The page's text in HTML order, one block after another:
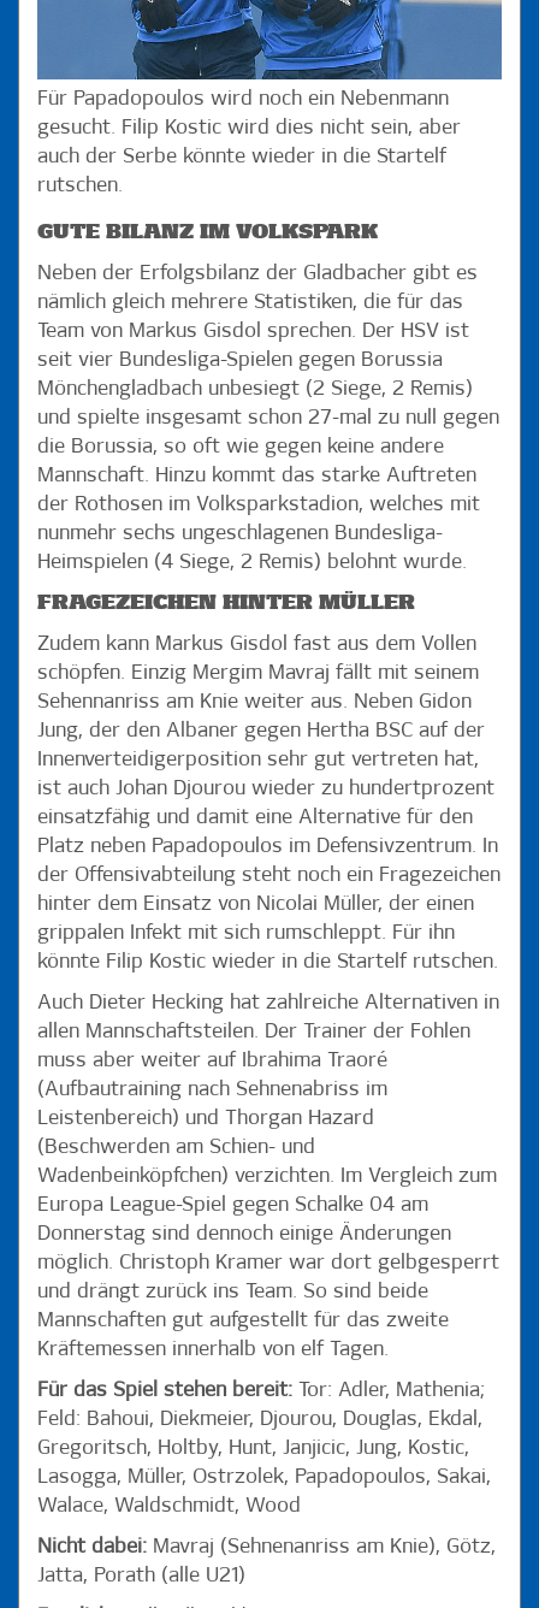
guter Form.
GISDOL MIT QUAL DER WAHL
Um diese Herausforderung bewältigen zu können, müsse seine
Mannschaft vor allem geduldig spielen. Da kommt es gelegen,
dass die Offensivmechanismen im Spiel der Rothosen zuletzt
immer besser griffen. „Wir haben von Anfang an versucht, an
den Umschaltbewegungen zu arbeiten und Hilfestellungen zu
man sich wünscht. Langsam trägt es aber Früchte“, erklärt
Gisdol. Der 47-Jährige hat dabei in der Offensive die Qual der
Wahl. Angreifer Michael Gregoritsch erzielte in den vergangenen
zwei Spielen drei Tore und hat damit seinen Anspruch auf die
Sturmspitze untermauert. Doch auch der wiedergekehrte
Bobby Wood überzeugte nach seiner Einwechslung in
Darmstadt. Zudem drücken mit Luca Waldschmidt und Pierre-
Michel Lasogga weitere Offensivspieler.
Ähnlich verhält es sich im defensiven Bereich. Albin Ekdal und
Emir Spahic sind wieder fest im Mannschaftstraining. Während
der Schwede bei den Lilien bereits zu einem Kurzeinsatz kam,
pocht der Bosnier auf sein Comeback. Gisdol steht folglich vor
der spannenden Frage, ob er die in den vergangenen drei
Spielen erfolgreiche und gleiche Startelf nun gegen die
Augsburger verändert oder nicht. „Man denkt immer darüber
nach, weil am Ende die Leistung entscheidend ist. Die Jungs, die
in den letzten drei Partien in der Startelf standen, haben es gut
gemacht, aber auch die Einwechselspieler konnten immer
wieder Akzente setzen“, erklärt der 47-Jährige.
Es ist eine von vielen Fragen, die es bezüglich des elften
Bundesliga-Duells zwischen dem HSV und dem FCA zu klären
gibt. Die alles entscheidende Frage lautet dabei: „Wer setzt
seinen Trend fort?“
Der Kader für das Spiel:
Djourou, Douglas Santos, Ekdal, Gregoritsch, Holtby, Hunt, Jung,
Kostic, Lasogga, N. Müller, Ostrzolek, Sakai, Spahic, Waldschmidt,
Wood
Nicht dabei: Adler (Aufbautraining nach Schleimbeutel-OP im
Ellenbogen), Cleber (Knieprobleme), Halilovic (Bänderdehnung im
So könnte Augsburg spielen:
Hitz - Verhaegh, Janker,
Max - Ji
Es fehlen:
Callsen-Bracker (Reha nach Wadenbeinbruch), Opare
(freigestellt), Caiuby (Knorpelverletzung im Knie), Bobadilla
(Sehnenverletzung in der Wade), Finnbogason
(Schambeinentzündung)
Schiedsrichter:Daniel Siebert (Berlin)
DEN VORBERICHT ZUM SPIEL GEGEN
AUGSBURG SEHT IHR BEI HSV TOTAL!
Für Papadopoulos wird noch ein Nebenmann
gesucht. Filip Kostic wird dies nicht sein, aber
auch der Serbe könnte wieder in die Startelf
rutschen.
GUTE BILANZ IM VOLKSPARK
Neben der Erfolgsbilanz der Gladbacher gibt es
nämlich gleich mehrere Statistiken, die für das
Team von Markus Gisdol sprechen. Der HSV ist
seit vier Bundesliga-Spielen gegen Borussia
Mönchengladbach unbesiegt (2 Siege, 2 Remis)
und spielte insgesamt schon 27-mal zu null gegen
die Borussia, so oft wie gegen keine andere
Mannschaft. Hinzu kommt das starke Auftreten
der Rothosen im Volksparkstadion, welches mit
nunmehr sechs ungeschlagenen Bundesliga-
Heimspielen (4 Siege, 2 Remis) belohnt wurde.
FRAGEZEICHEN HINTER MÜLLER
Zudem kann Markus Gisdol fast aus dem Vollen
schöpfen. Einzig Mergim Mavraj fällt mit seinem
Sehennanriss am Knie weiter aus. Neben Gidon
Jung, der den Albaner gegen Hertha BSC auf der
Innenverteidigerposition sehr gut vertreten hat,
ist auch Johan Djourou wieder zu hundertprozent
einsatzfähig und damit eine Alternative für den
Platz neben Papadopoulos im Defensivzentrum. In
der Offensivabteilung steht noch ein Fragezeichen
hinter dem Einsatz von Nicolai Müller, der einen
grippalen Infekt mit sich rumschleppt. Für ihn
könnte Filip Kostic wieder in die Startelf rutschen.
Auch Dieter Hecking hat zahlreiche Alternativen in
allen Mannschaftsteilen. Der Trainer der Fohlen
muss aber weiter auf Ibrahima Traoré
(Aufbautraining nach Sehnenabriss im
Leistenbereich) und Thorgan Hazard
(Beschwerden am Schien- und
Wadenbeinköpfchen) verzichten. Im Vergleich zum
Europa League-Spiel gegen Schalke 04 am
Donnerstag sind dennoch einige Änderungen
möglich. Christoph Kramer war dort gelbgesperrt
und drängt zurück ins Team. So sind beide
Mannschaften gut aufgestellt für das zweite
Kräftemessen innerhalb von elf Tagen.
Für das Spiel stehen bereit: Tor: Adler, Mathenia;
Feld: Bahoui, Diekmeier, Djourou, Douglas, Ekdal,
Gregoritsch, Holtby, Hunt, Janjicic, Jung, Kostic,
Lasogga, Müller, Ostrzolek, Papadopoulos, Sakai,
Walace, Waldschmidt, Wood
Nicht dabei: Mavraj (Sehnenanriss am Knie), Götz,
Jatta, Porath (alle U21)